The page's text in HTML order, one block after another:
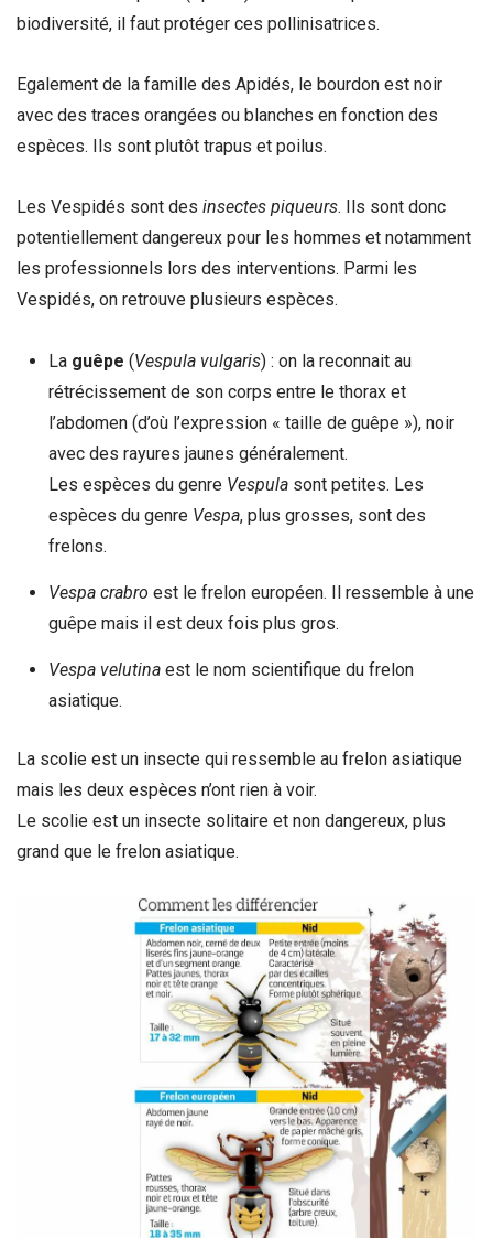
biodiversité, il faut protéger ces pollinisatrices.
Egalement de la famille des Apidés, le bourdon est noir
avec des traces orangées ou blanches en fonction des
espèces. Ils sont plutôt trapus et poilus.
Les Vespidés sont des insectes piqueurs. Ils sont donc
potentiellement dangereux pour les hommes et notamment
les professionnels lors des interventions. Parmi les
Vespidés, on retrouve plusieurs espèces.
La guêpe (Vespula vulgaris) : on la reconnait au
rétrécissement de son corps entre le thorax et
l’abdomen (d’où l’expression « taille de guêpe »), noir
avec des rayures jaunes généralement.
Les espèces du genre Vespulasont petites. Les
espèces du genre Vespa, plus grosses, sont des
frelons.
Vespa crabro est le frelon européen. Il ressemble à une
guêpe mais il est deux fois plus gros.
Vespa velutinaest le nom scientifique du frelon
asiatique.
La scolie est un insecte qui ressemble au frelon asiatique
mais les deux espèces n’ont rien à voir.
Le scolie est un insecte solitaire et non dangereux, plus
grand que le frelon asiatique.